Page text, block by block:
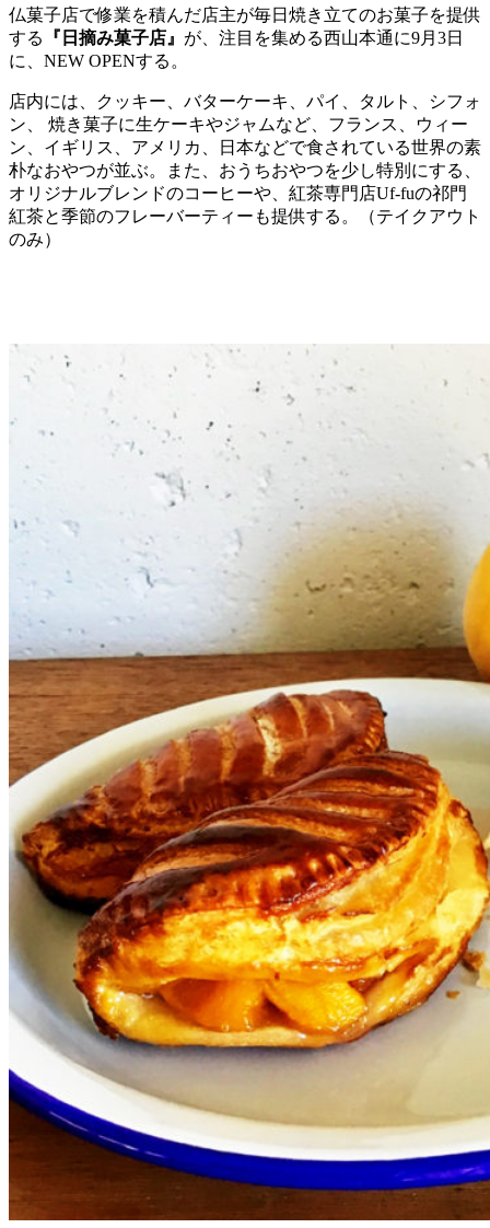
仏菓子店で修業を積んだ店主が毎日焼き立てのお菓子を提供
する
『日摘み菓子店』 が、注目を集める西山本通に9月3日
に、NEW OPENする。
店内には、クッキー、バターケーキ、パイ、タルト、シフォ
ン、 焼き菓子に生ケーキやジャムなど、フランス、ウィー
ン、イギリス、アメリカ、日本などで食されている世界の素
朴なおやつが並ぶ。また、おうちおやつを少し特別にする、
オリジナルブレンドのコーヒーや、紅茶専門店Uf-fuの祁門
紅茶と季節のフレーバーティーも提供する。（テイクアウト
のみ）